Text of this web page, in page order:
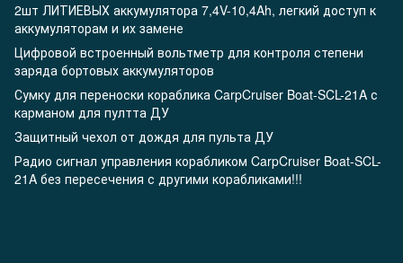
2шт ЛИТИЕВЫХ аккумулятора 7,4V-10,4Ah, легкий доступ к
аккумуляторам и их замене
Цифровой встроенный вольтметр для контроля степени
заряда бортовых аккумуляторов
Сумку для переноски кораблика CarpCruiser Boat-SCL-21A с
карманом для пултта ДУ
Защитный чехол от дождя для пульта ДУ
Радио сигнал управления корабликом CarpCruiser Boat-SCL-
21A без пересечения с другими корабликами!!!